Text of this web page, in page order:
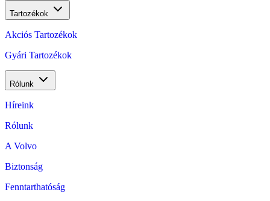
Tartozékok
Akciós Tartozékok
Gyári Tartozékok
Rólunk
Híreink
Rólunk
A Volvo
Biztonság
Fenntarthatóság